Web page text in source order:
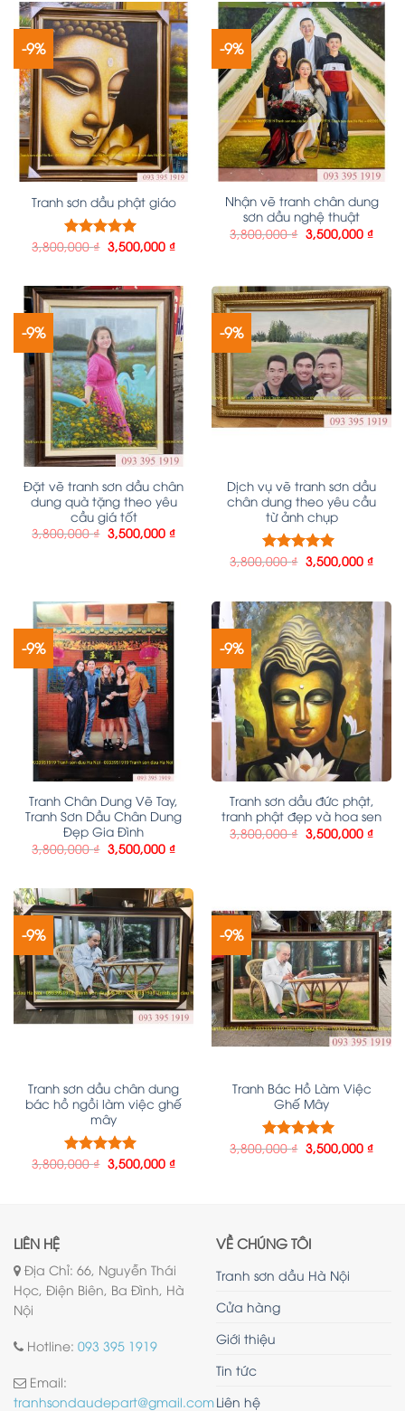
-9%
Tranh sơn dầu phật giáo
Được xếp
3,800,000₫ 3,500,000 ₫
-9%
Nhận vẽ tranh chân dung
sơn dầu nghệ thuật
3,800,000₫ 3,500,000 ₫
-9%
Đặt vẽ tranh sơn dầu chân
dung quà tặng theo yêu
cầu giá tốt
3,800,000₫ 3,500,000 ₫
-9%
Dịch vụ vẽ tranh sơn dầu
chân dung theo yêu cầu
từ ảnh chụp
Được xếp
3,800,000₫ 3,500,000 ₫
-9%
Tranh Chân Dung Vẽ Tay,
Tranh Sơn Dầu Chân Dung
Đẹp Gia Đình
3,800,000₫ 3,500,000 ₫
-9%
Tranh sơn dầu đức phật,
tranh phật đẹp và hoa sen
3,800,000₫ 3,500,000 ₫
-9%
Tranh sơn dầu chân dung
bác hồ ngồi làm việc ghế
mây
Được xếp
3,800,000₫ 3,500,000 ₫
-9%
Tranh Bác Hồ Làm Việc
Ghế Mây
Được xếp
3,800,000₫ 3,500,000 ₫
LIÊN HỆ
Địa Chỉ: 66, Nguyễn Thái
Học, Điện Biên, Ba Đình, Hà
Nội
Hotline: 093 395 1919
Email:
tranhsondaudepart@gmail.com
VỀ CHÚNG TÔI
Tranh sơn dầu Hà Nội
Cửa hàng
Giới thiệu
Tin tức
Liên hệ